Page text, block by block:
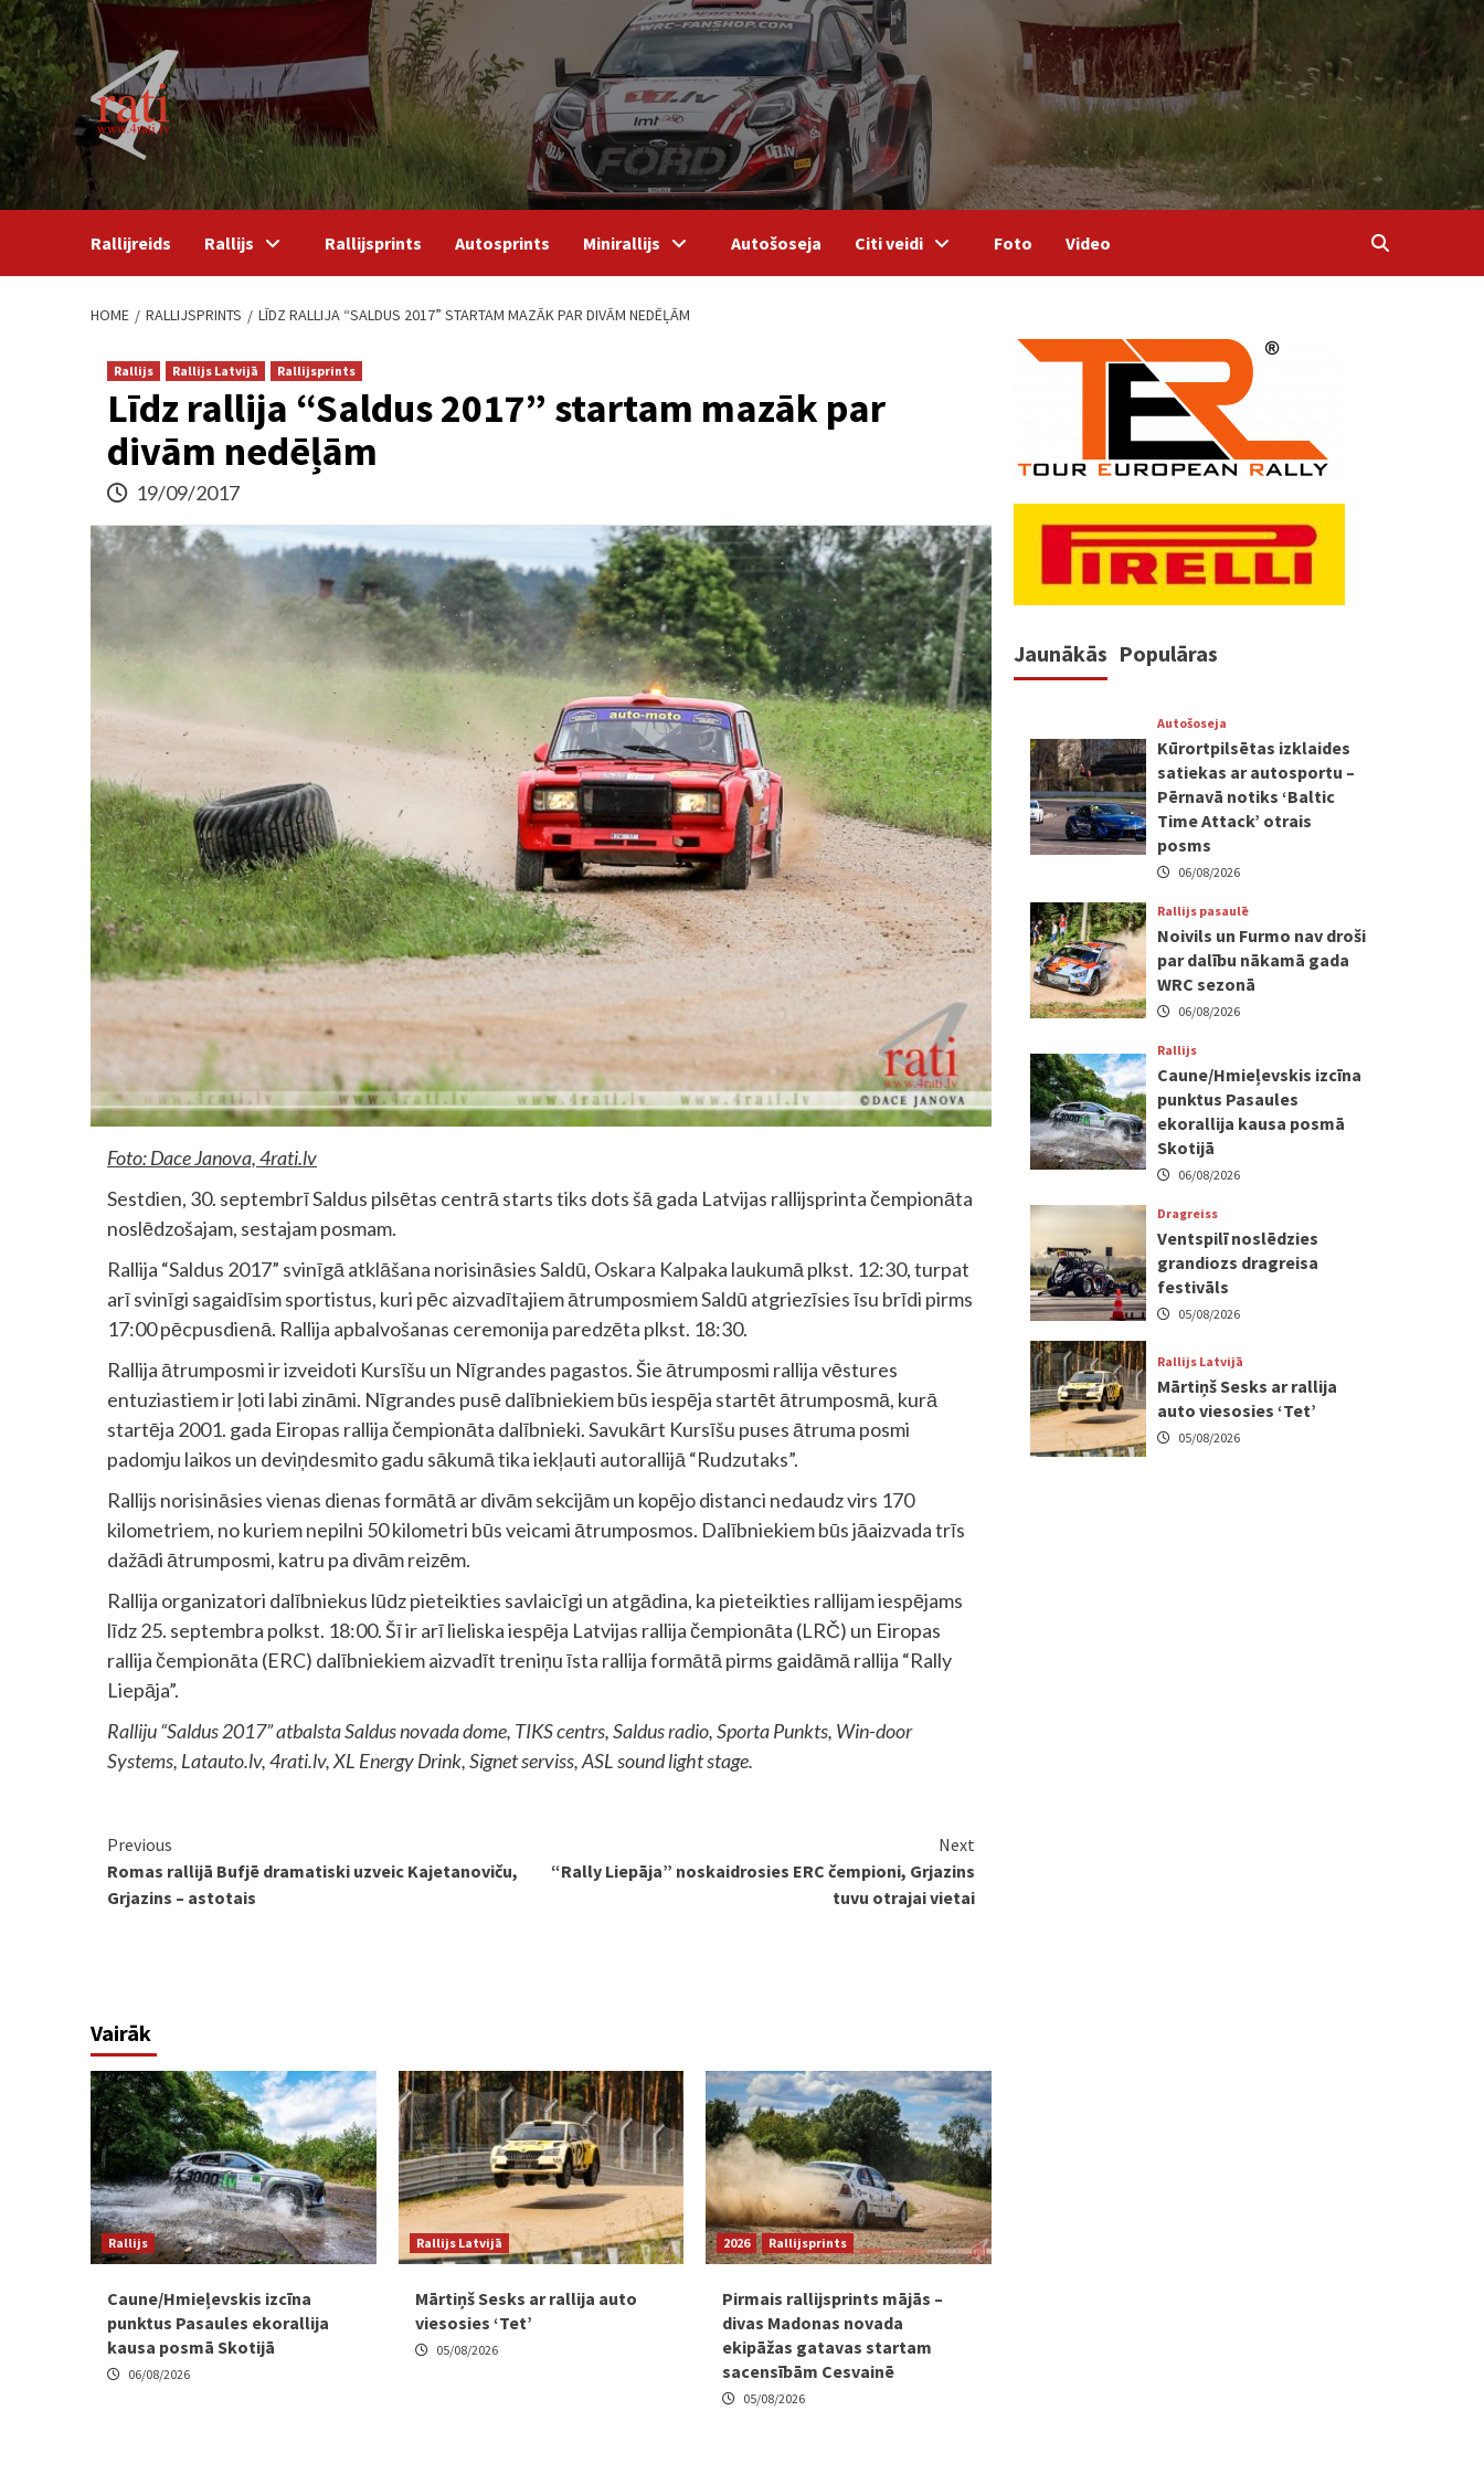
Skip
to
content
Rallijreids Rallijs Rallijsprints Autosprints Minirallijs Autošoseja Citi veidi Foto Video
HOME RALLIJSPRINTS LĪDZ RALLIJA “SALDUS 2017” STARTAM MAZĀK PAR DIVĀM NEDĒĻĀM
Rallijs Rallijs Latvijā Rallijsprints
Līdz rallija “Saldus 2017” startam mazāk par
divām nedēļām
19/09/2017
Foto: Dace Janova, 4rati.lv
Sestdien, 30. septembrī Saldus pilsētas centrā starts tiks dots šā gada Latvijas rallijsprinta čempionāta
noslēdzošajam, sestajam posmam.
Rallija “Saldus 2017” svinīgā atklāšana norisināsies Saldū, Oskara Kalpaka laukumā plkst. 12:30, turpat
arī svinīgi sagaidīsim sportistus, kuri pēc aizvadītajiem ātrumposmiem Saldū atgriezīsies īsu brīdi pirms
17:00 pēcpusdienā. Rallija apbalvošanas ceremonija paredzēta plkst. 18:30.
Rallija ātrumposmi ir izveidoti Kursīšu un Nīgrandes pagastos. Šie ātrumposmi rallija vēstures
entuziastiem ir ļoti labi zināmi. Nīgrandes pusē dalībniekiem būs iespēja startēt ātrumposmā, kurā
startēja 2001. gada Eiropas rallija čempionāta dalībnieki. Savukārt Kursīšu puses ātruma posmi
padomju laikos un deviņdesmito gadu sākumā tika iekļauti autorallijā “Rudzutaks”.
Rallijs norisināsies vienas dienas formātā ar divām sekcijām un kopējo distanci nedaudz virs 170
kilometriem, no kuriem nepilni 50 kilometri būs veicami ātrumposmos. Dalībniekiem būs jāaizvada trīs
dažādi ātrumposmi, katru pa divām reizēm.
Rallija organizatori dalībniekus lūdz pieteikties savlaicīgi un atgādina, ka pieteikties rallijam iespējams
līdz 25. septembra polkst. 18:00. Šī ir arī lieliska iespēja Latvijas rallija čempionāta (LRČ) un Eiropas
rallija čempionāta (ERC) dalībniekiem aizvadīt treniņu īsta rallija formātā pirms gaidāmā rallija “Rally
Liepāja”.
Ralliju “Saldus 2017” atbalsta Saldus novada dome, TIKS centrs, Saldus radio, Sporta Punkts, Win-door
Systems, Latauto.lv, 4rati.lv, XL Energy Drink, Signet serviss, ASL sound light stage.
Continue
Reading
Previous
Romas rallijā Bufjē dramatiski uzveic Kajetanoviču,
Grjazins – astotais
Next
“Rally Liepāja” noskaidrosies ERC čempioni, Grjazins
tuvu otrajai vietai
Vairāk
Rallijs
Caune/Hmieļevskis izcīna
punktus Pasaules ekorallija
kausa posmā Skotijā
06/08/2026
Rallijs Latvijā
Mārtiņš Sesks ar rallija auto
viesosies ‘Tet’
05/08/2026
2026 Rallijsprints
Pirmais rallijsprints mājās –
divas Madonas novada
ekipāžas gatavas startam
sacensībām Cesvainē
05/08/2026
Jaunākās Populāras
Autošoseja
Kūrortpilsētas izklaides
satiekas ar autosportu –
Pērnavā notiks ‘Baltic
Time Attack’ otrais
posms
06/08/2026
Rallijs pasaulē
Noivils un Furmo nav droši
par dalību nākamā gada
WRC sezonā
06/08/2026
Rallijs
Caune/Hmieļevskis izcīna
punktus Pasaules
ekorallija kausa posmā
Skotijā
06/08/2026
Dragreiss
Ventspilī noslēdzies
grandiozs dragreisa
festivāls
05/08/2026
Rallijs Latvijā
Mārtiņš Sesks ar rallija
auto viesosies ‘Tet’
05/08/2026